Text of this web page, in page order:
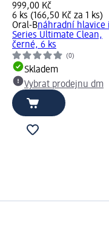
999,00 Kč
6 ks (166,50 Kč za 1 ks)
Oral-Bnáhradní hlavice
Series Ultimate Clean,
černé, 6 ks
(0)
Skladem
Vybrat prodejnu dm